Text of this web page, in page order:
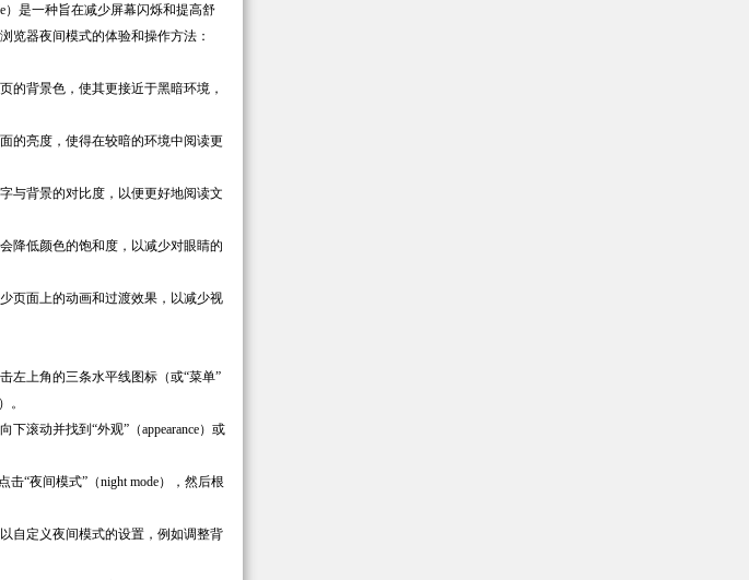
）是一种旨在减少屏幕闪烁和提高舒
览器夜间模式的体验和操作方法：
的背景色，使其更接近于黑暗环境，
的亮度，使得在较暗的环境中阅读更
与背景的对比度，以便更好地阅读文
降低颜色的饱和度，以减少对眼睛的
页面上的动画和过渡效果，以减少视
左上角的三条水平线图标（或“菜单”
。
滚动并找到“外观”（appearance）或
击“夜间模式”（night mode），然后根
自定义夜间模式的设置，例如调整背